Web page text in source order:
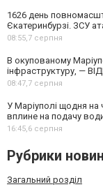
1626 день
Єкатеринбурзі. ЗСУ
08:55,7 серпня
В окупованому
інфраструктуру, —
08:47,7 серпня
У Маріуполі щодня на
вплине на подачу
16:45,6 серпня
Рубрики новин
Загальний розділ